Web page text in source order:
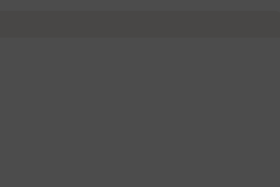
reduced to one glittering paragraph.
die der Mensch erschaffen hat, ist die